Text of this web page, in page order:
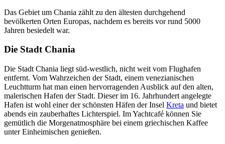
Das Gebiet um Chania zählt zu den ältesten durchgehend
bevölkerten Orten Europas, nachdem es bereits vor rund 5000
Jahren besiedelt war.
Die Stadt Chania
Die Stadt Chania liegt süd-westlich, nicht weit vom Flughafen
entfernt. Vom Wahrzeichen der Stadt, einem venezianischen
Leuchtturm hat man einen hervorragenden Ausblick auf den alten,
malerischen Hafen der Stadt. Dieser im 16. Jahrhundert angelegte
Hafen ist wohl einer der schönsten Häfen der Insel Kreta und bietet
abends ein zauberhaftes Lichterspiel. Im Yachtcafé können Sie
gemütlich die Morgenatmosphäre bei einem griechischen Kaffee
unter Einheimischen genießen.